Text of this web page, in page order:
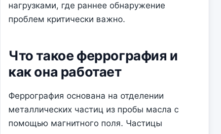
нагрузками, где раннее обнаружение
проблем критически важно.
Что такое феррография и
как она работает
Феррография основана на отделении
металлических частиц из пробы масла с
помощью магнитного поля. Частицы